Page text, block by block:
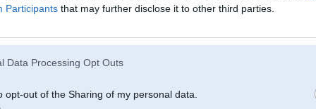
Participants that may further disclose it to other third parties.
Data Processing Opt Outs
opt-out of the Sharing of my personal data.
Nodibināts uzņēmums, viss ok...bet lai VIDā piereģistrētu uznjeemumu
man ofisam telpas, kurās jau reģistrēju uzņēmumu, nav tiesīgs man
formāli nav)...kā tagad būt? ja UR firmas reģistrācijas adrese jau minēta